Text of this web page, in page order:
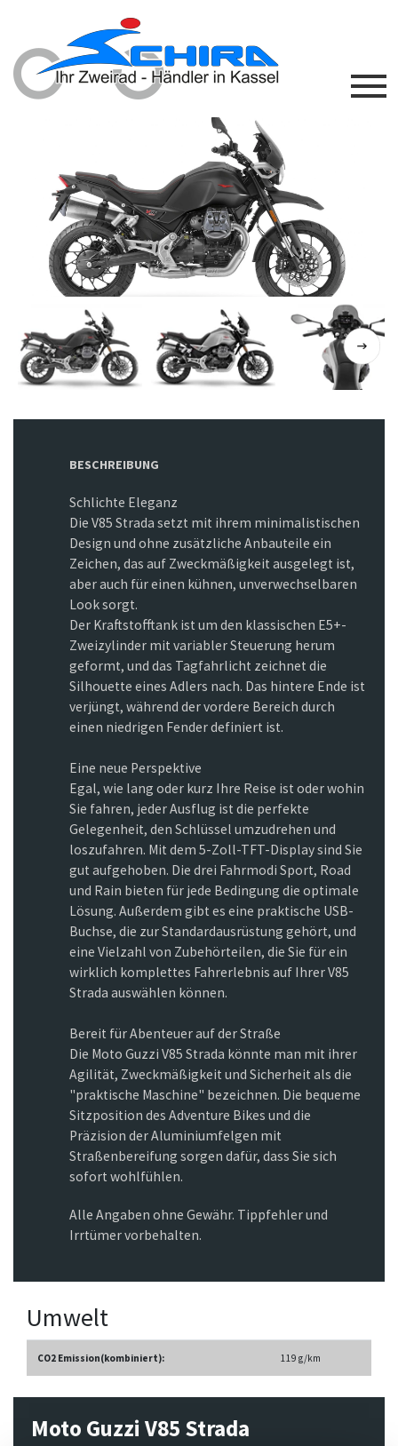
Previous
BESCHREIBUNG
Schlichte Eleganz
Die V85 Strada setzt mit ihrem minimalistischen
Design und ohne zusätzliche Anbauteile ein
Zeichen, das auf Zweckmäßigkeit ausgelegt ist,
aber auch für einen kühnen, unverwechselbaren
Look sorgt.
Der Kraftstofftank ist um den klassischen E5+-
Zweizylinder mit variabler Steuerung herum
geformt, und das Tagfahrlicht zeichnet die
Silhouette eines Adlers nach. Das hintere Ende ist
verjüngt, während der vordere Bereich durch
einen niedrigen Fender definiert ist.
Eine neue Perspektive
Egal, wie lang oder kurz Ihre Reise ist oder wohin
Sie fahren, jeder Ausflug ist die perfekte
Gelegenheit, den Schlüssel umzudrehen und
loszufahren. Mit dem 5-Zoll-TFT-Display sind Sie
gut aufgehoben. Die drei Fahrmodi Sport, Road
und Rain bieten für jede Bedingung die optimale
Lösung. Außerdem gibt es eine praktische USB-
Buchse, die zur Standardausrüstung gehört, und
eine Vielzahl von Zubehörteilen, die Sie für ein
wirklich komplettes Fahrerlebnis auf Ihrer V85
Strada auswählen können.
Bereit für Abenteuer auf der Straße
Die Moto Guzzi V85 Strada könnte man mit ihrer
Agilität, Zweckmäßigkeit und Sicherheit als die
"praktische Maschine" bezeichnen. Die bequeme
Sitzposition des Adventure Bikes und die
Präzision der Aluminiumfelgen mit
Straßenbereifung sorgen dafür, dass Sie sich
sofort wohlfühlen.
Alle Angaben ohne Gewähr. Tippfehler und
Irrtümer vorbehalten.
Umwelt
CO2 Emission(kombiniert): 119 g/km
Moto Guzzi V85 Strada